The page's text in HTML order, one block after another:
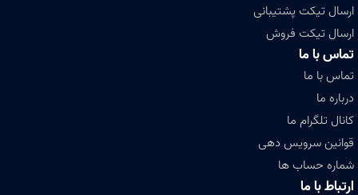
ارسال تیکت پشتیبانی
ارسال تیکت فروش
تماس با ما
تماس با ما
درباره ما
کانال تلگرام ما
قوانین سرویس دهی
شماره حساب ها
ارتباط با ما